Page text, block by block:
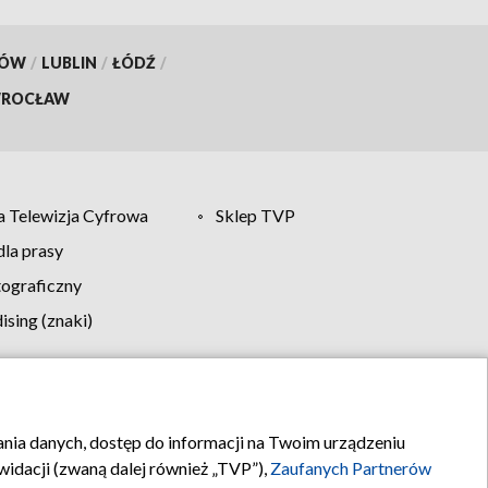
/ LUBLIN / ŁÓDŹ /
Telewizja Cyfrowa
Sklep TVP
prasy
(znaki)
Kontakt
danych, dostęp do informacji na Twoim urządzeniu
(zwaną dalej również „TVP”), Zaufanych Partnerów